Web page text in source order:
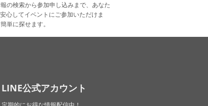
の検索から参加申し込みまで、あなた
心してイベントにご参加いただけま
単に探せます。
LINE公式アカウント